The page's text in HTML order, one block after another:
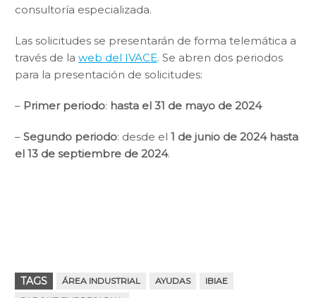
consultoría especializada.
Las solicitudes se presentarán de forma telemática a
través de la web del IVACE. Se abren dos periodos
para la presentación de solicitudes:
– Primer periodo: hasta el 31 de mayo de 2024
– Segundo periodo: desde el 1 de junio de 2024 hasta
el 13 de septiembre de 2024.
TAGS ÁREA INDUSTRIAL AYUDAS
IBIAE